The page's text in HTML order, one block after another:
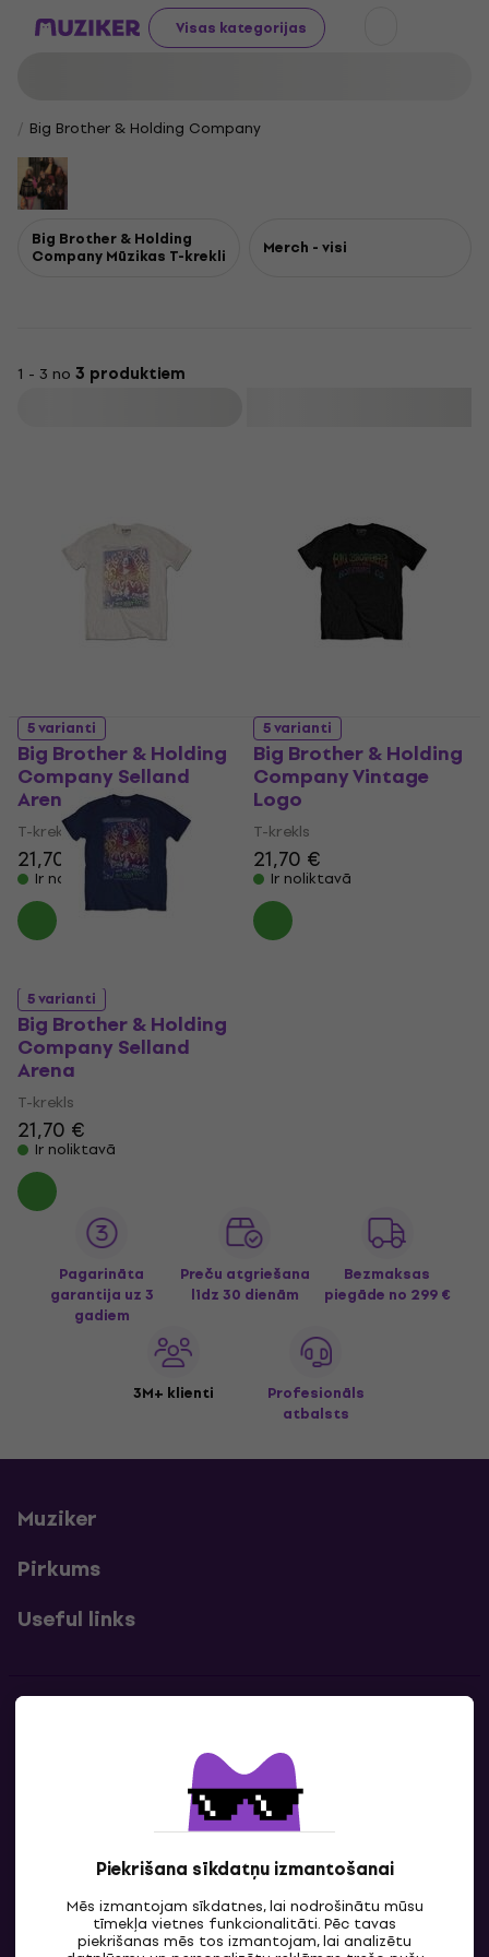
Visas kategorijas
Piekrišana sīkdatņu izmantošanai
Mēs izmantojam sīkdatnes, lai nodrošinātu mūsu
tīmekļa vietnes funkcionalitāti. Pēc tavas
piekrišanas mēs tos izmantojam, lai analizētu
Big Brother & Holding Company
Big Brother & Holding
Company Mūzikas T-krekli Merch - visi
1 - 3 no 3 produktiem
5 varianti
Big Brother & Holding
Company Selland
Arena
T-krekls
21,70 €
Ir noliktavā
5 varianti
Big Brother & Holding
Company Vintage
Logo
T-krekls
21,70 €
Ir noliktavā
5 varianti
Big Brother & Holding
Company Selland
Arena
T-krekls
21,70 €
Ir noliktavā
Pagarināta
garantija uz 3
gadiem
Preču atgriešana
līdz 30 dienām
Bezmaksas
piegāde no 299 €
3M+ klienti
Profesionāls
atbalsts
Muziker
Pirkums
Useful links
Sazinies ar mums